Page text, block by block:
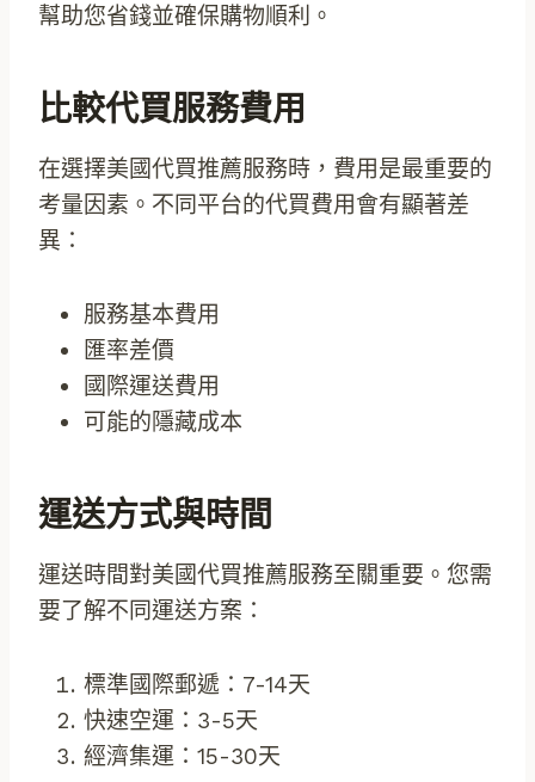
幫助您省錢並確保購物順利。
比較代買服務費用
在選擇美國代買推薦服務時，費用是最重要的
考量因素。不同平台的代買費用會有顯著差
異：
服務基本費用
匯率差價
國際運送費用
可能的隱藏成本
運送方式與時間
運送時間對美國代買推薦服務至關重要。您需
要了解不同運送方案：
標準國際郵遞：7-14天
快速空運：3-5天
經濟集運：15-30天